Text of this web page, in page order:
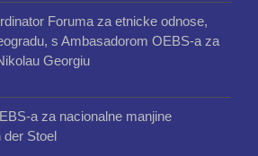
Foruma za etnicke odnose,
s Ambasadorom OEBS-a za
Georgiu
a za nacionalne manjine
der Stoel